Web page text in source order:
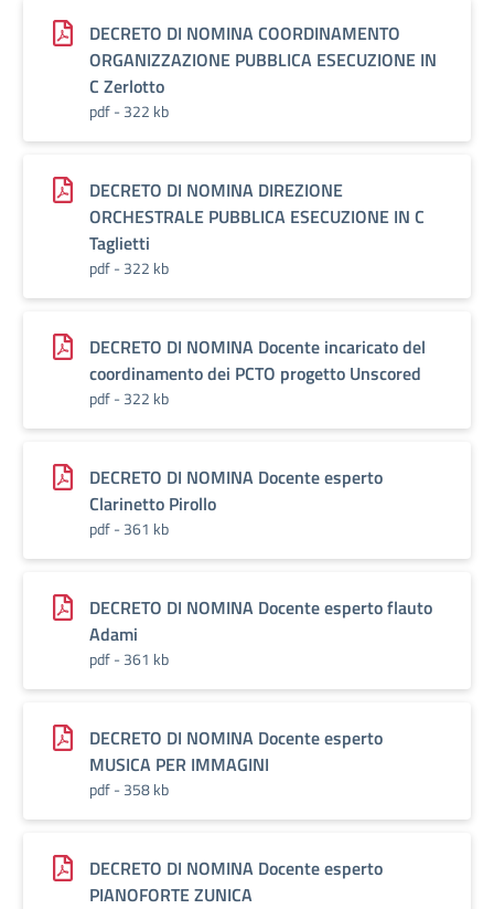
DECRETO DI NOMINA COORDINAMENTO
ORGANIZZAZIONE PUBBLICA ESECUZIONE IN
C Zerlotto
pdf - 322 kb
DECRETO DI NOMINA DIREZIONE
ORCHESTRALE PUBBLICA ESECUZIONE IN C
Taglietti
pdf - 322 kb
DECRETO DI NOMINA Docente incaricato del
coordinamento dei PCTO progetto Unscored
pdf - 322 kb
DECRETO DI NOMINA Docente esperto
Clarinetto Pirollo
pdf - 361 kb
DECRETO DI NOMINA Docente esperto flauto
Adami
pdf - 361 kb
DECRETO DI NOMINA Docente esperto
MUSICA PER IMMAGINI
pdf - 358 kb
DECRETO DI NOMINA Docente esperto
PIANOFORTE ZUNICA